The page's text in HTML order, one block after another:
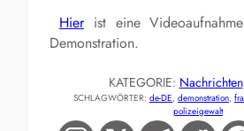
Hierist eine
Demonstration.
KATEGORIE: Nachrichten
SCHLAGWÖRTER: de-DE, demonstration,
polizeigewalt